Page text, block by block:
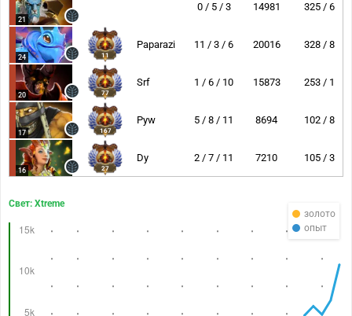
21
0 / 5 / 3 14981 325 / 6
24 11
Paparazi 11 / 3 / 6 20016 328 / 8
20 77
Srf 1 / 6 / 10 15873 253 / 1
17 167
Pyw 5 / 8 / 11 8694 102 / 8
16 27
Dy 2 / 7 / 11 7210 105 / 3
золото
опыт
Свет: Xtreme